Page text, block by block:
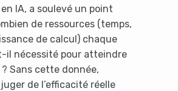
IA, a soulevé un point
de ressources (temps,
de calcul) chaque
il nécessité pour atteindre
? Sans cette donnée,
de l’efficacité réelle